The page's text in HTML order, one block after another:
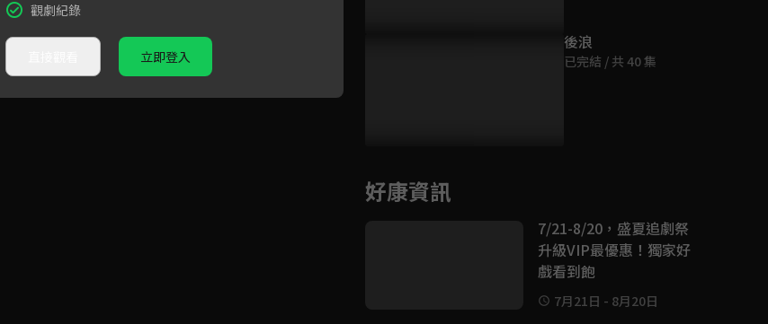
後浪
已完結 / 共 40 集
好康資訊
7/21-8/20，盛夏追劇祭
升級VIP最優惠！獨家好
戲看到飽
7月21日 - 8月20日
觀劇紀錄
立即登入